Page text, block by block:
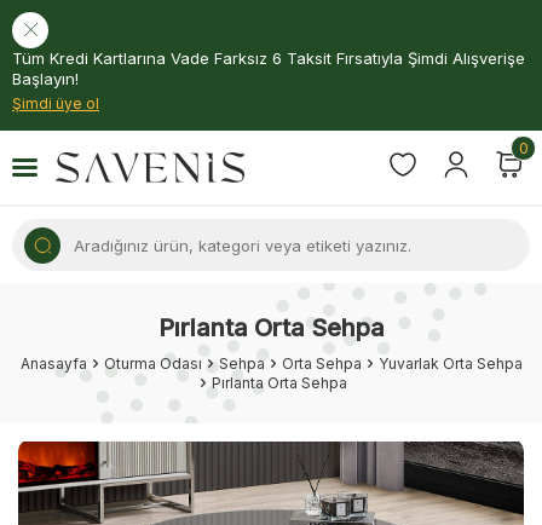
Tüm Kredi Kartlarına Vade Farksız 6 Taksit Fırsatıyla Şimdi Alışverişe
Başlayın!
Şimdi üye ol
0
Pırlanta Orta Sehpa
Anasayfa Oturma Odası Sehpa Orta Sehpa
Yuvarlak Orta Sehpa
Pırlanta Orta Sehpa